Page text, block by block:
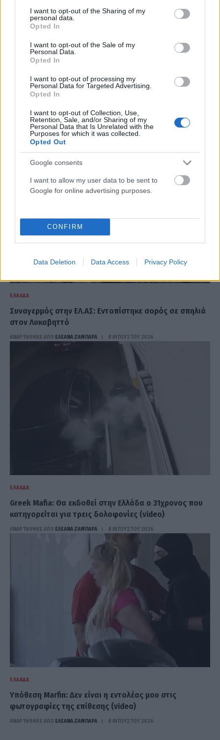
not limited to your visit or usage behaviour. You may click to
grant or deny consent to Google and its third-party tags to
use your data for below specified purposes in below Google
consent section.
I want to opt-out of the Sharing of my
personal data.
Opted In
I want to opt-out of the Sale of my
Personal Data.
Opted In
I want to opt-out of processing my
Personal Data for Targeted Advertising.
Opted In
I want to opt-out of Collection, Use,
Retention, Sale, and/or Sharing of my
Personal Data that Is Unrelated with the
Purposes for which it was collected.
Opted Out
Google consents
I want to allow my user data to be sent to
Google for online advertising purposes.
CONFIRM
Data Deletion Data Access Privacy Policy
Χαλκιδική: Τραυματίστηκε 8χρονος στο κεφάλι μετά
από βουτιά στη θάλασσα
ΑΝΑΡΤΗΘΗΚΕ ΑΠΟΕΛΕΑΝΑ ΖΑΜΠΑΡΑ
ΕΛΛΆΔΑ
Συναγερμός στην ΕΛ.ΑΣ: Εντοπίστηκε σορός σε σπηλιά
στον Λυκαβηττό
ΑΝΑΡΤΗΘΗΚΕ ΑΠΟ ΕΛΕΑΝΑ ΖΑΜΠΑΡΑ 8 ΑΥΓΟΎΣΤΟΥ 2026
ΕΛΛΆΔΑ
Greek Mafia: Θα εκδοθεί στην Ελλάδα ο 31χρονος που
κατηγορείται για τρεις δολοφονίες (video)
ΑΝΑΡΤΗΘΗΚΕ ΑΠΟ ΕΛΕΑΝΑ ΖΑΜΠΑΡΑ 8 ΑΥΓΟΎΣΤΟΥ 2026
ΕΛΛΆΔΑ
Υπόθεση Marfin: Δεν είναι η εντολέας μου στις
φωτογραφίες της επίθεσης (video)
ΑΝΑΡΤΗΘΗΚΕ ΑΠΟ ΕΛΕΑΝΑ ΖΑΜΠΑΡΑ 8 ΑΥΓΟΎΣΤΟΥ 2026